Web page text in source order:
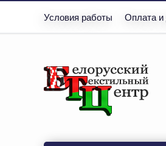
Условия работы Оплата и